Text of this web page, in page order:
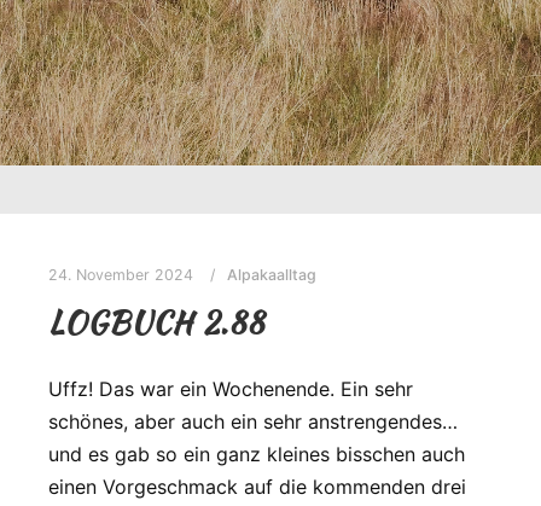
24. November 2024 Alpakaalltag
LOGBUCH 2.88
Uffz! Das war ein Wochenende. Ein sehr
schönes, aber auch ein sehr anstrengendes…
und es gab so ein ganz kleines bisschen auch
einen Vorgeschmack auf die kommenden drei